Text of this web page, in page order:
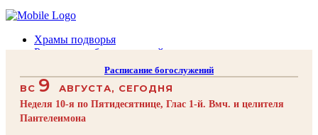
Храмы подворья
Расписание богослужений
Воскресная школа
Преподаватели Воскресной школы
Катехизация
КОНТАКТЫ
Расписание богослужений
ВС 9 АВГУСТА, СЕГОДНЯ
Неделя 10-я по Пятидесятнице, Глас 1-й. Вмч. и целителя
Пантелеимона